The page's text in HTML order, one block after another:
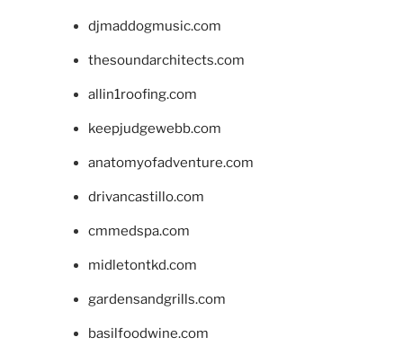
djmaddogmusic.com
thesoundarchitects.com
allin1roofing.com
keepjudgewebb.com
anatomyofadventure.com
drivancastillo.com
cmmedspa.com
midletontkd.com
gardensandgrills.com
basilfoodwine.com